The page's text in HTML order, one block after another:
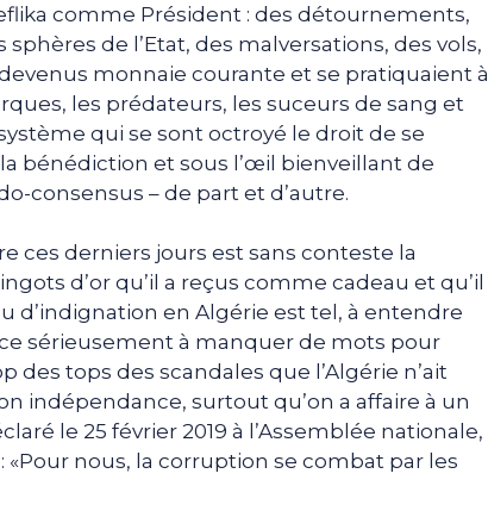
comme Président : des détournements,
de l’Etat, des malversations, des vols,
monnaie courante et se pratiquaient à
les prédateurs, les suceurs de sang et
qui se sont octroyé le droit de se
bénédiction et sous l’œil bienveillant de
consensus – de part et d’autre.
ces derniers jours est sans conteste la
d’or qu’il a reçus comme cadeau et qu’il
d’indignation en Algérie est tel, à entendre
sérieusement à manquer de mots pour
des tops des scandales que l’Algérie n’ait
indépendance, surtout qu’on a affaire à un
le 25 février 2019 à l’Assemblée nationale,
nous, la corruption se combat par les